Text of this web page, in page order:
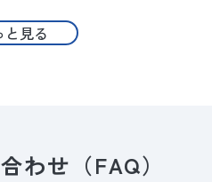
と見る
わせ （FAQ）